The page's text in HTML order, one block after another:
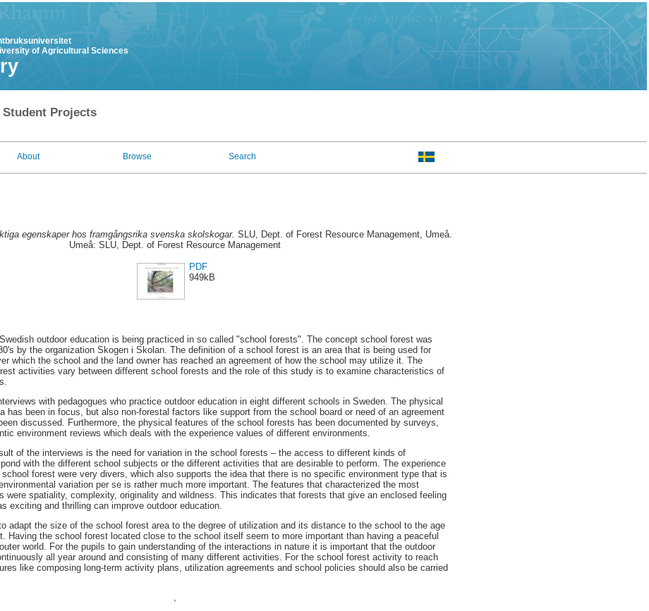
of Agricultural Sciences
Projects
About Browse Search
egenskaper hos framgångsrika svenska skolskogar. SLU, Dept. of Forest Resource Management, Umeå.
Umeå: SLU, Dept. of Forest Resource Management
PDF
949kB
outdoor education is being practiced in so called "school forests". The concept school forest was
by the organization Skogen i Skolan. The definition of a school forest is an area that is being used for
which the school and the land owner has reached an agreement of how the school may utilize it. The
activities vary between different school forests and the role of this study is to examine characteristics of
with pedagogues who practice outdoor education in eight different schools in Sweden. The physical
has been in focus, but also non-forestal factors like support from the school board or need of an agreement
discussed. Furthermore, the physical features of the school forests has been documented by surveys,
environment reviews which deals with the experience values of different environments.
of the interviews is the need for variation in the school forests – the access to different kinds of
with the different school subjects or the different activities that are desirable to perform. The experience
forest were very divers, which also supports the idea that there is no specific environment type that is
variation per se is rather much more important. The features that characterized the most
were spatiality, complexity, originality and wildness. This indicates that forests that give an enclosed feeling
exciting and thrilling can improve outdoor education.
adapt the size of the school forest area to the degree of utilization and its distance to the school to the age
Having the school forest located close to the school itself seem to more important than having a peaceful
world. For the pupils to gain understanding of the interactions in nature it is important that the outdoor
all year around and consisting of many different activities. For the school forest activity to reach
like composing long-term activity plans, utilization agreements and school policies should also be carried
,